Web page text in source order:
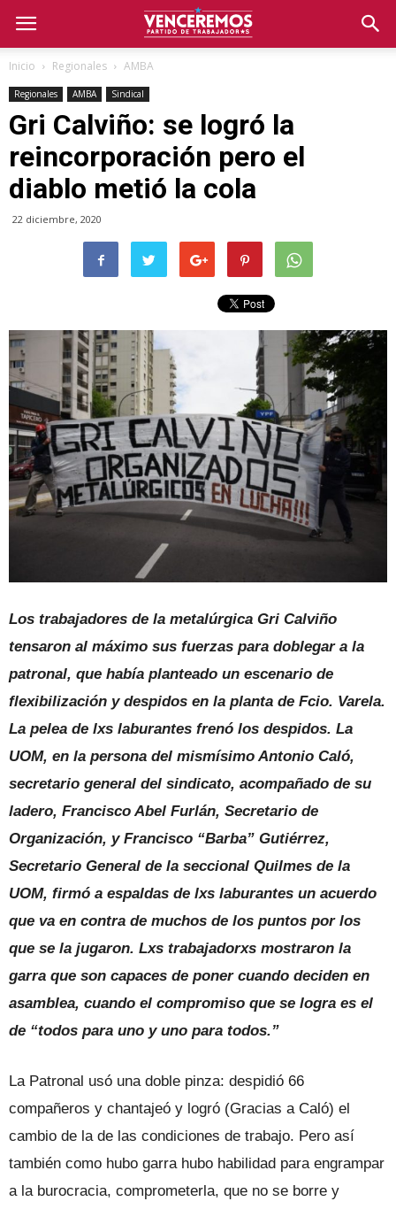
Inicio Regionales AMBA
Regionales AMBA Sindical
Gri Calviño: se logró la
reincorporación pero el
diablo metió la cola
22 diciembre, 2020
Los trabajadores de la metalúrgica Gri Calviño
tensaron al máximo sus fuerzas para doblegar a la
patronal, que había planteado un escenario de
flexibilización y despidos en la planta de Fcio. Varela.
La pelea de lxs laburantes frenó los despidos. La
UOM, en la persona del mismísimo Antonio Caló,
secretario general del sindicato, acompañado de su
ladero, Francisco Abel Furlán, Secretario de
Organización, y Francisco “Barba” Gutiérrez,
Secretario General de la seccional Quilmes de la
UOM, firmó a espaldas de lxs laburantes un acuerdo
que va en contra de muchos de los puntos por los
que se la jugaron. Lxs trabajadorxs mostraron la
garra que son capaces de poner cuando deciden en
asamblea, cuando el compromiso que se logra es el
de “todos para uno y uno para todos.”
La Patronal usó una doble pinza: despidió 66
compañeros y chantajeó y logró (Gracias a Caló) el
cambio de la de las condiciones de trabajo. Pero así
también como hubo garra hubo habilidad para engrampar
a la burocracia, comprometerla, que no se borre y